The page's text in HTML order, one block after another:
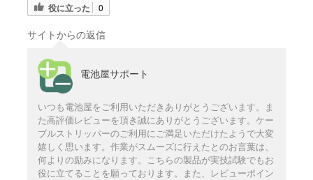
役に立った 0
サイトからの返信
電池屋サポート
いつも電池屋をご利用いただきありがとうございます。ま
た高評価レビューを頂き誠にありがとうございます。ケー
ブルストリッパーのご利用にご満足いただけたようで大変
嬉しく思います。作業がスムーズに行えたとのお言葉は、
何よりの励みになります。こちらの製品が実技試験でもお
役に立てることを願っております。また、レビューポイン